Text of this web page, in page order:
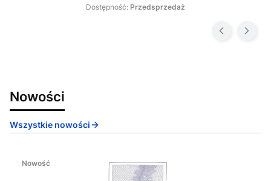
Dostępność: Przedsprzedaż
Nowości
Wszystkie nowości
Nowość